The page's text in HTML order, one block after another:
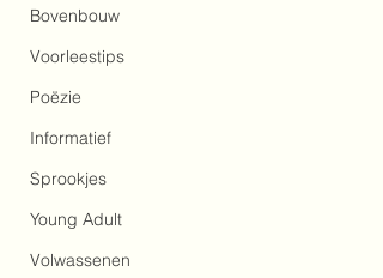
Bovenbouw
Voorleestips
Poëzie
Informatief
Sprookjes
Young Adult
Volwassenen